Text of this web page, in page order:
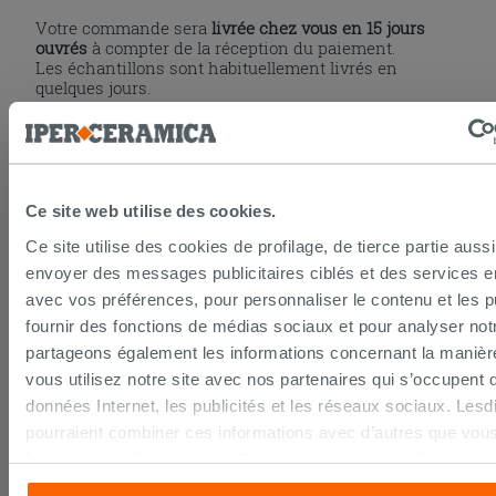
Ce site web utilise des cookies.
Ce site utilise des cookies de profilage, de tierce partie
envoyer des messages publicitaires ciblés et des services
avec vos préférences, pour personnaliser le contenu et les
fournir des fonctions de médias sociaux et pour analyser
partageons également les informations concernant la
vous utilisez notre site avec nos partenaires qui s’occupent
données Internet, les publicités et les réseaux sociaux.
pourraient combiner ces informations avec d’autres que
fournies ou qu’ils ont recueillies à partir de votre utilisation
services. Si vous souhaitez en savoir davantage ou refusez
Votre commande seralivrée chez vous en 15 jours
ouvrés à compter de la réception du paiement.
Les échantillons sont habituellement livrés en
quelques jours.
IPERCERAMICA collabore depuis de nombreuses
années avec les plus grands
transports internationaux
est suivie par tracking.
coûts de livraison .
PAIEMENT SÉCURISÉ
La procédure de paiement en ligne est sécurisée
grâce aux standards et protocoles les plus élevés de
cryptage des données. Vous pouvez payer par carte
bancaire, Paypal ou virement bancaire.